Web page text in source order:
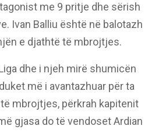
me 9 pritje dhe sërish
Ivan Balliu është në balotazh
e djathtë të mbrojtjes.
dhe i njeh mirë shumicën
më i avantazhuar për ta
mbrojtjes, përkrah kapitenit
gjasa do të vendoset Ardian